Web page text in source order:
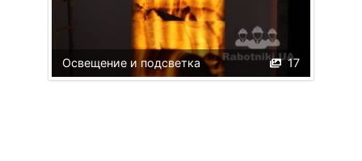
17
Освещение и подсветка